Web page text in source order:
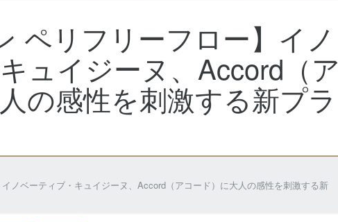
ペリフリーフロー】イノ
ュイジーヌ、Accord（ア
の感性を刺激する新プラ
ノベーティブ・キュイジーヌ、Accord（アコード）に大人の感性を刺激する新